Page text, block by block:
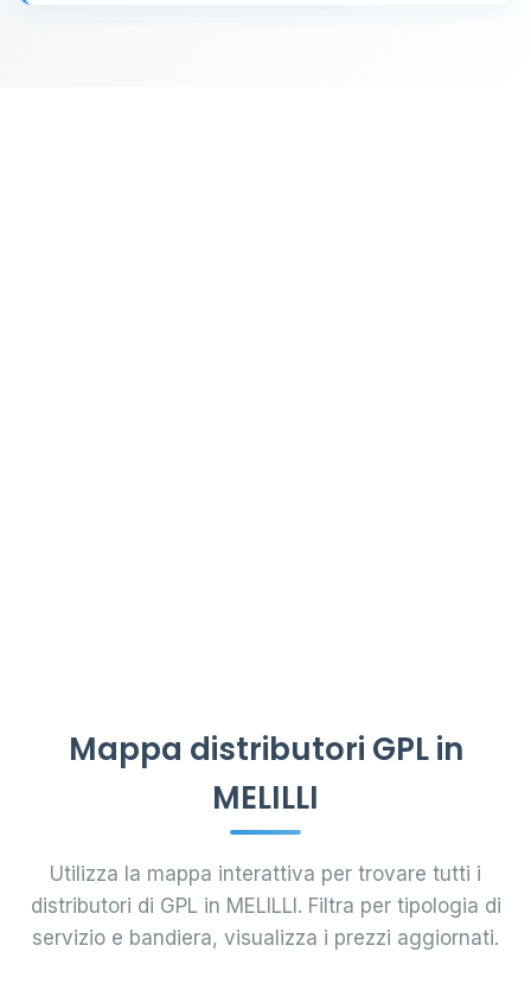
Mappa distributori GPL in
MELILLI
Utilizza la mappa interattiva per trovare tutti i
distributori di GPL in MELILLI. Filtra per tipologia di
servizio e bandiera, visualizza i prezzi aggiornati.